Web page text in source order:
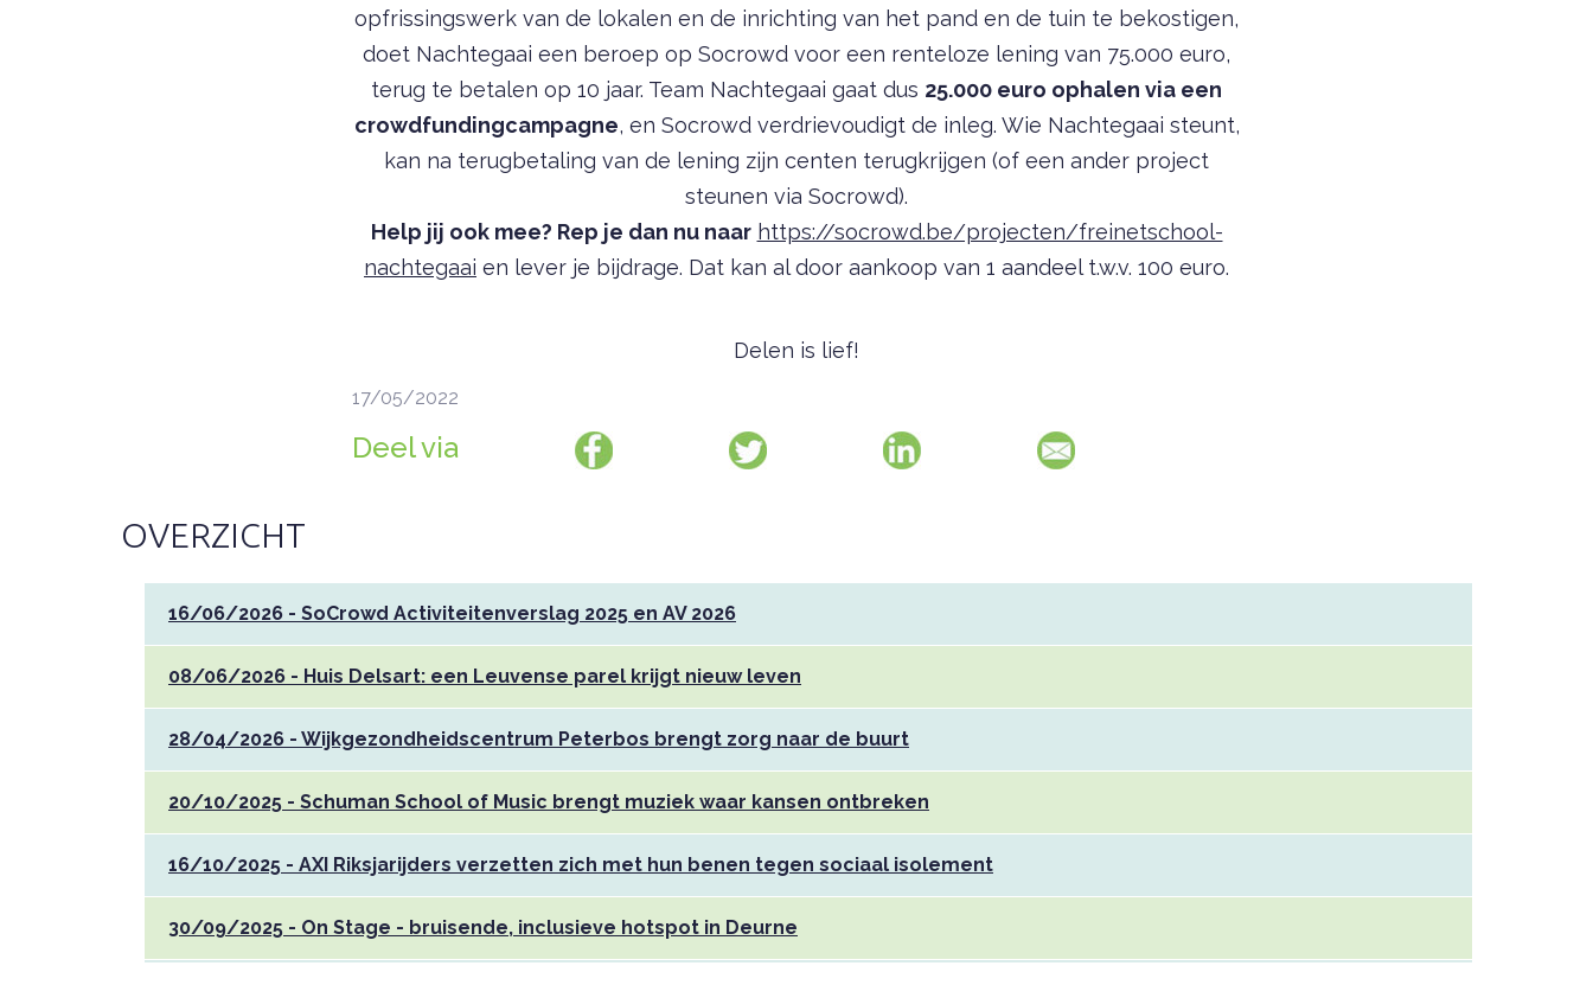
opfrissingswerk van de lokalen en de inrichting van het pand en de tuin te bekostigen,
doet Nachtegaai een beroep op Socrowd voor een renteloze lening van 75.000 euro,
terug te betalen op 10 jaar. Team Nachtegaai gaat dus 25.000 euro ophalen via een
crowdfundingcampagne, en Socrowd verdrievoudigt de inleg. Wie Nachtegaai steunt,
kan na terugbetaling van de lening zijn centen terugkrijgen (of een ander project
steunen via Socrowd).
Help jij ook mee? Rep je dan nu naar https://socrowd.be/projecten/freinetschool-
nachtegaai en lever je bijdrage. Dat kan al door aankoop van 1 aandeel t.w.v. 100 euro.
Delen is lief!
17/05/2022
Deel via
OVERZICHT
16/06/2026 - SoCrowd Activiteitenverslag 2025 en AV 2026
08/06/2026 - Huis Delsart: een Leuvense parel krijgt nieuw leven
28/04/2026 - Wijkgezondheidscentrum Peterbos brengt zorg naar de buurt
20/10/2025 - Schuman School of Music brengt muziek waar kansen ontbreken
16/10/2025 - AXI Riksjarijders verzetten zich met hun benen tegen sociaal isolement
30/09/2025 - On Stage - bruisende, inclusieve hotspot in Deurne